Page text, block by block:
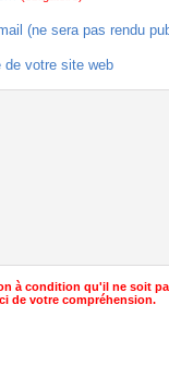
(ne sera pas rendu
de votre site web
à condition qu'il ne soit
de votre compréhension.